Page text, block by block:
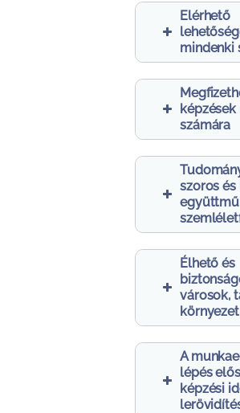
Elérhető
mindenki
számára
szoros
Élhető és
városok,
környezet
A
lépés
képzési